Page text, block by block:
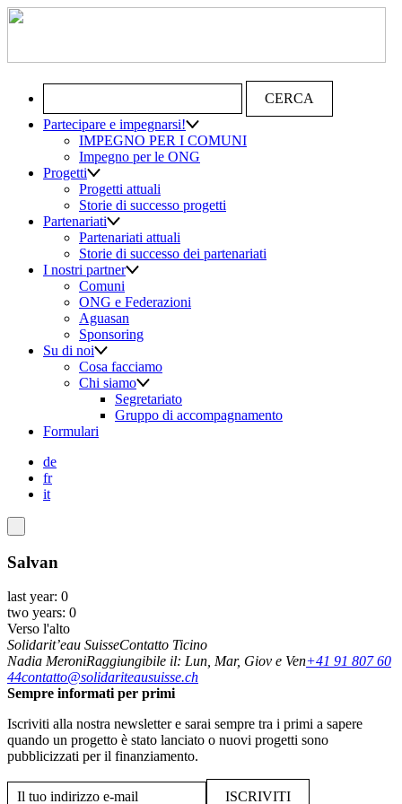
Ricerca per:
Partecipare e impegnarsi!
IMPEGNO PER I COMUNI
Impegno per le ONG
Progetti
Progetti attuali
Storie di successo progetti
Partenariati
Partenariati attuali
Storie di successo dei partenariati
I nostri partner
Comuni
ONG e Federazioni
Aguasan
Sponsoring
Su di noi
Cosa facciamo
Chi siamo
Segretariato
Gruppo di accompagnamento
Formulari
de
fr
it
Salvan
last year: 0
two years: 0
Verso l'alto
Solidarit’eau SuisseContatto Ticino
Nadia MeroniRaggiungibile il: Lun, Mar, Giov e Ven+41 91 807 60
44contatto@solidariteausuisse.ch
Sempre informati per primi
Iscriviti alla nostra newsletter e sarai sempre tra i primi a sapere
quando un progetto è stato lanciato o nuovi progetti sono
pubblicizzati per il finanziamento.